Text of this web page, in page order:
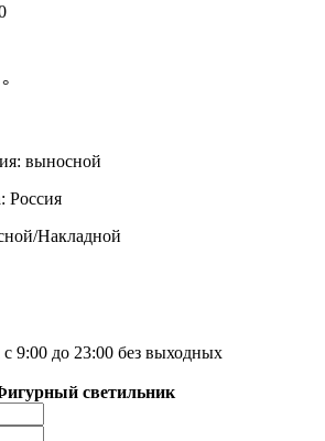
выносной
Россия
Накладной
9:00 до 23:00 без выходных
светильник